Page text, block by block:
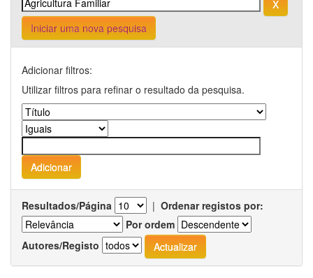
Iniciar uma nova pesquisa
Adicionar filtros:
Utilizar filtros para refinar o resultado da pesquisa.
Resultados/Página | Ordenar registos por:
Por ordem
Autores/Registo